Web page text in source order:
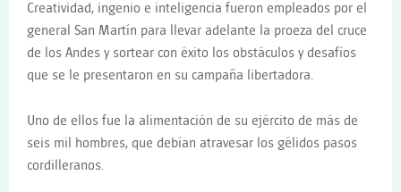
Creatividad, ingenio e inteligencia fueron empleados por el
general San Martín para llevar adelante la proeza del cruce
de los Andes y sortear con éxito los obstáculos y desafíos
que se le presentaron en su campaña libertadora.
Uno de ellos fue la alimentación de su ejército de más de
seis mil hombres, que debían atravesar los gélidos pasos
cordilleranos.